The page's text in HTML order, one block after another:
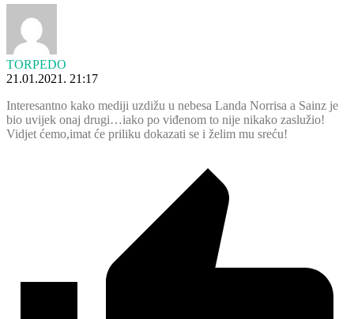
TORPEDO
21.01.2021. 21:17
Interesantno kako mediji uzdižu u nebesa Landa Norrisa a Sainz je
bio uvijek onaj drugi…iako po viđenom to nije nikako zaslužio!
Vidjet ćemo,imat će priliku dokazati se i želim mu sreću!